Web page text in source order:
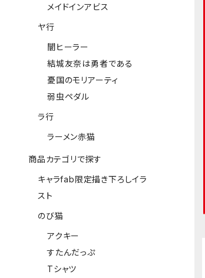
メイドインアビス
ヤ行
闇ヒーラー
結城友奈は勇者である
憂国のモリアーティ
弱虫ペダル
ラ行
ラーメン赤猫
商品カテゴリで探す
キャラfab限定描き下ろしイラ
スト
のび猫
アクキー
すたんだっぷ
Tシャツ